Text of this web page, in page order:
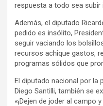
respuesta a todo sea subir
Además, el diputado
pedido es insólito,
seguir vaciando los
recursos achique gastos,
programas sólidos que
El diputado nacional por la
Diego Santilli, también se
«¡Dejen de joder al campo